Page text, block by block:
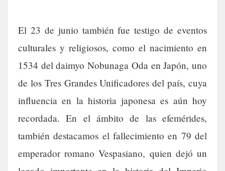
El 23 de junio también fue testigo de eventos
culturales y religiosos, como el nacimiento en
1534 del daimyo Nobunaga Oda en Japón, uno
de los Tres Grandes Unificadores del país, cuya
influencia en la historia japonesa es aún hoy
recordada. En el ámbito de las efemérides,
también destacamos el fallecimiento en 79 del
emperador romano Vespasiano, quien dejó un